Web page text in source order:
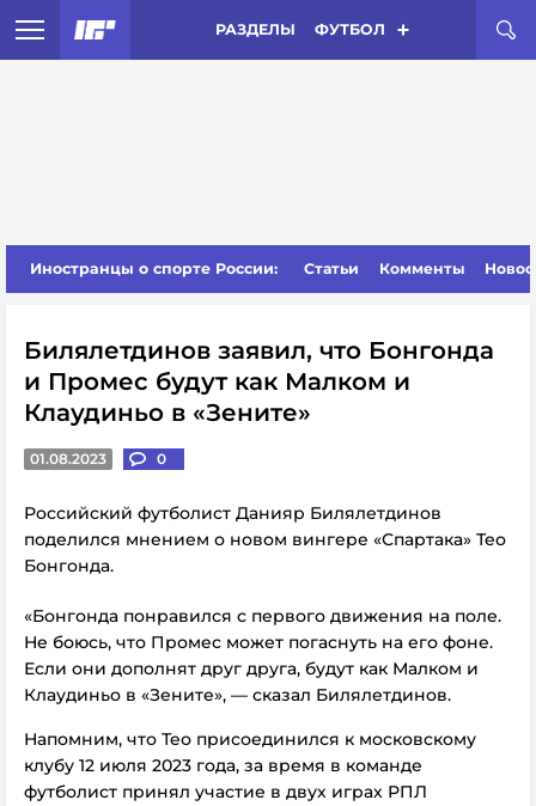
РАЗДЕЛЫ ФУТБОЛ
Иностранцы о спорте России: Статьи Комменты
Билялетдинов заявил, что Бонгонда
и Промес будут как Малком и
Клаудиньо в «Зените»
01.08.2023 0
Российский футболист Данияр Билялетдинов
поделился мнением о новом вингере «Спартака» Тео
Бонгонда.
«Бонгонда понравился с первого движения на поле.
Не боюсь, что Промес может погаснуть на его фоне.
Если они дополнят друг друга, будут как Малком и
Клаудиньо в «Зените», — сказал Билялетдинов.
Напомним, что Тео присоединился к московскому
клубу 12 июля 2023 года, за время в команде
футболист принял участие в двух играх РПЛ